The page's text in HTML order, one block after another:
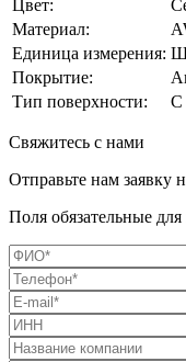
Цвет:
Материал:
Единица измерения:
Покрытие:
Тип поверхности:
С
Свяжитесь с нами
Отправьте нам заявку
Поля обязательные